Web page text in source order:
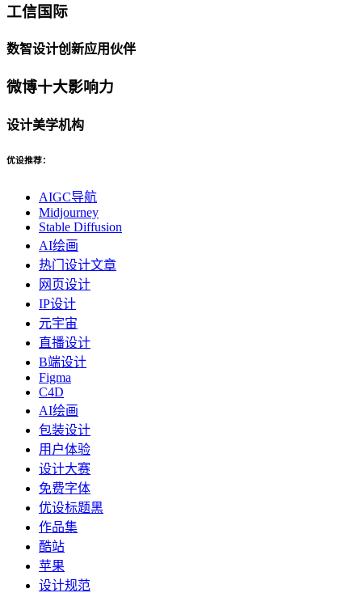
工信国际
数智设计创新应用伙伴
微博十大影响力
设计美学机构
优设推荐：
AIGC导航
Midjourney
Stable Diffusion
AI绘画
热门设计文章
网页设计
IP设计
元宇宙
直播设计
B端设计
Figma
C4D
AI绘画
包装设计
用户体验
设计大赛
免费字体
优设标题黑
作品集
酷站
苹果
设计规范